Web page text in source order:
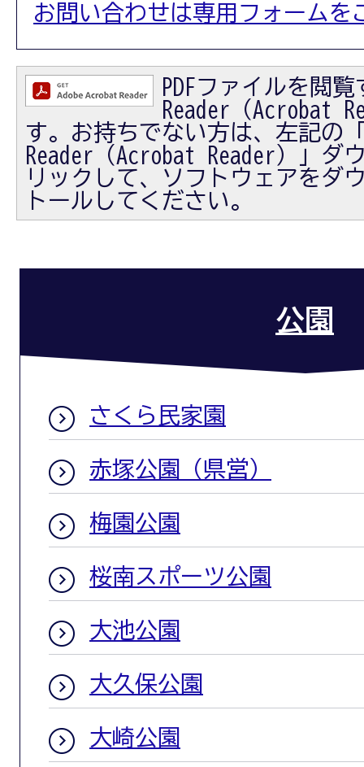
お問い合わせは専用フォームを
PDFファイルを閲
Reader（Acrobat
す。お持ちでない方は、左記の
Reader（Acrobat Reader）」ダ
リックして、ソフトウェアをダ
トールしてください。
公園
さくら民家園
赤塚公園（県営）
梅園公園
桜南スポーツ公園
大池公園
大久保公園
大崎公園